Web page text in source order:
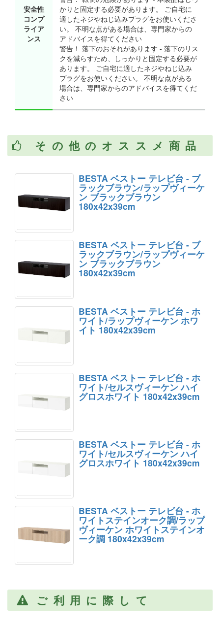
安全性
コンプ
ライア
ンス
かりと固定する必要があります。 ご自宅に
適したネジやねじ込みプラグをお使いくださ
い。 不明な点がある場合は、専門家からの
アドバイスを得てください
警告！ 落下のおそれがあります ‐ 落下のリス
クを減らすため、しっかりと固定する必要が
あります。 ご自宅に適したネジやねじ込み
プラグをお使いください。 不明な点がある
場合は、専門家からのアドバイスを得てくだ
さい
その他のオススメ商品
BESTA ベストー テレビ台 - ブ
ラックブラウン/ラップヴィーケ
ン ブラックブラウン
180x42x39cm
BESTA ベストー テレビ台 - ブ
ラックブラウン/ラップヴィーケ
ン ブラックブラウン
180x42x39cm
BESTA ベストー テレビ台 - ホ
ワイト/ラップヴィーケン ホワ
イト 180x42x39cm
BESTA ベストー テレビ台 - ホ
ワイト/セルスヴィーケン ハイ
グロスホワイト 180x42x39cm
BESTA ベストー テレビ台 - ホ
ワイト/セルスヴィーケン ハイ
グロスホワイト 180x42x39cm
BESTA ベストー テレビ台 - ホ
ワイトステインオーク調/ラップ
ヴィーケン ホワイトステインオ
ーク調 180x42x39cm
ご利用に際して